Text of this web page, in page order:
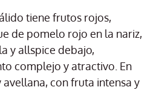
tiene frutos rojos,
de pomelo rojo en la nariz,
y allspice debajo,
complejo y atractivo. En
con fruta intensa y